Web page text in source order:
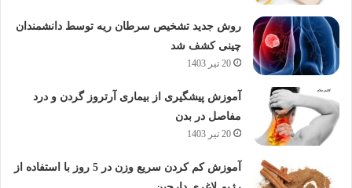
روش جدید تشخیص سرطان ریه توسط دانشمندان
چینی کشف شد
20 تیر 1403
آموزش پیشگیری از بیماری آرتروز گردن و درد
مفاصل در بدن
20 تیر 1403
آموزش کم کردن سریع وزن در 5 روز با استفاده از